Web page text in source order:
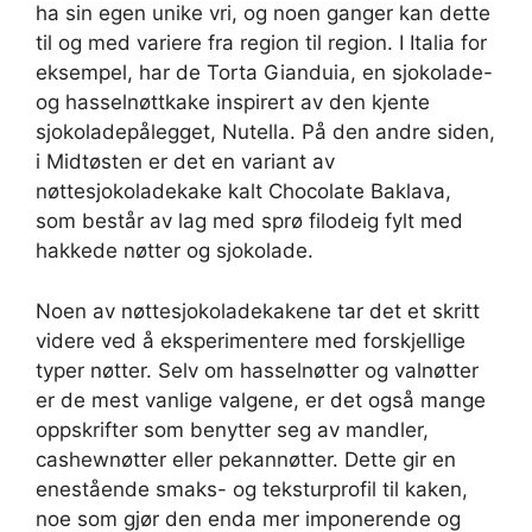
ha sin egen unike vri, og noen ganger kan dette
til og med variere fra region til region. I Italia for
eksempel, har de Torta Gianduia, en sjokolade-
og hasselnøttkake inspirert av den kjente
sjokoladepålegget, Nutella. På den andre siden,
i Midtøsten er det en variant av
nøttesjokoladekake kalt Chocolate Baklava,
som består av lag med sprø filodeig fylt med
hakkede nøtter og sjokolade.
Noen av nøttesjokoladekakene tar det et skritt
videre ved å eksperimentere med forskjellige
typer nøtter. Selv om hasselnøtter og valnøtter
er de mest vanlige valgene, er det også mange
oppskrifter som benytter seg av mandler,
cashewnøtter eller pekannøtter. Dette gir en
enestående smaks- og teksturprofil til kaken,
noe som gjør den enda mer imponerende og